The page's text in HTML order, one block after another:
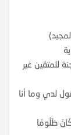
الجنة للمتقين غير
القول لدي وما أنا
إِنَّهُ كَانَ ظَلُومًا